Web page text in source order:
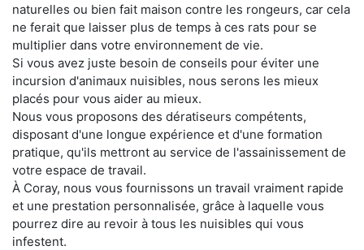
naturelles ou bien fait maison contre les rongeurs, car cela
ne ferait que laisser plus de temps à ces rats pour se
multiplier dans votre environnement de vie.
Si vous avez juste besoin de conseils pour éviter une
incursion d'animaux nuisibles, nous serons les mieux
placés pour vous aider au mieux.
Nous vous proposons des dératiseurs compétents,
disposant d'une longue expérience et d'une formation
pratique, qu'ils mettront au service de l'assainissement de
votre espace de travail.
À Coray, nous vous fournissons un travail vraiment rapide
et une prestation personnalisée, grâce à laquelle vous
pourrez dire au revoir à tous les nuisibles qui vous
infestent.